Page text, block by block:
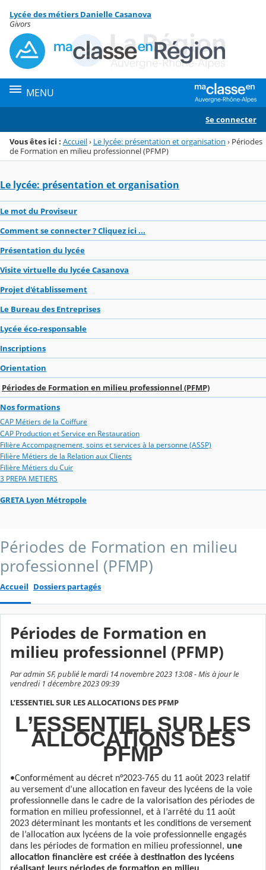
Menu de la rubrique
Contenu
Lycée des métiers Danielle Casanova
Givors
MENU
Se connecter
Vous êtes ici : Accueil› Le lycée: présentation et organisation › Périodes
de Formation en milieu professionnel (PFMP)
Le lycée: présentation et organisation
Le mot du Proviseur
Comment se connecter ? Cliquez ici ...
Présentation du lycée
Visite virtuelle du lycée Casanova
Projet d'établissement
Le Bureau des Entreprises
Lycée éco-responsable
Inscriptions
Orientation
Périodes de Formation en milieu professionnel (PFMP)
Nos formations
CAP Métiers de la Coiffure
CAP Production et Service en Restauration
Filière Accompagnement, soins et services à la personne (ASSP)
Filière Métiers de la Relation aux Clients
Filière Métiers du Cuir
3 PREPA METIERS
GRETA Lyon Métropole
Périodes de Formation en milieu
professionnel (PFMP)
Accueil Dossiers partagés
Périodes de Formation en
milieu professionnel (PFMP)
Par admin SF, publié le mardi 14 novembre 2023 13:08 - Mis à jour le
vendredi 1 décembre 2023 09:39
L’ESSENTIEL SUR LES ALLOCATIONS DES PFMP
L’ESSENTIEL SUR LES
ALLOCATIONS DES
PFMP
•Conformément au décret n°2023-765 du 11 août 2023 relatif
au versement d’une allocation en faveur des lycéens de la voie
professionnelle dans le cadre de la valorisation des périodes de
formation en milieu professionnel, et à l’arrêté du 11 août
2023 déterminant les montants et les conditions de versement
de l’allocation aux lycéens de la voie professionnelle engagés
dans les périodes de formation en milieu professionnel, une
allocation financière est créée à destination des lycéens